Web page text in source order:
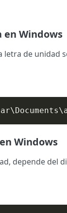
en Windows
letra de unidad
\Documents\
Windows
depende del